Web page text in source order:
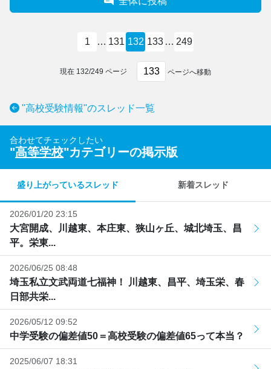
1 … 131 132 133 … 249
現在 132/249 ページ ページへ移動
"高校受験情報"のスレッド一覧
合わせてチェックしたい
"高等学校"カテゴリーの掲示版
盛り上がっているスレッド 新着スレッド
2026/01/20 23:15
大宮開成、川越東、本庄東、狭山ヶ丘、城北埼玉、昌
平。栄東...
2026/06/25 08:48
埼玉私立文武両道七福神！ 川越東、昌平、埼玉栄、春
日部共栄...
2026/05/12 09:52
中学受験の偏差値50＝高校受験の偏差値65って本当？
2025/06/07 18:31